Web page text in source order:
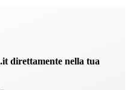
direttamente nella tua